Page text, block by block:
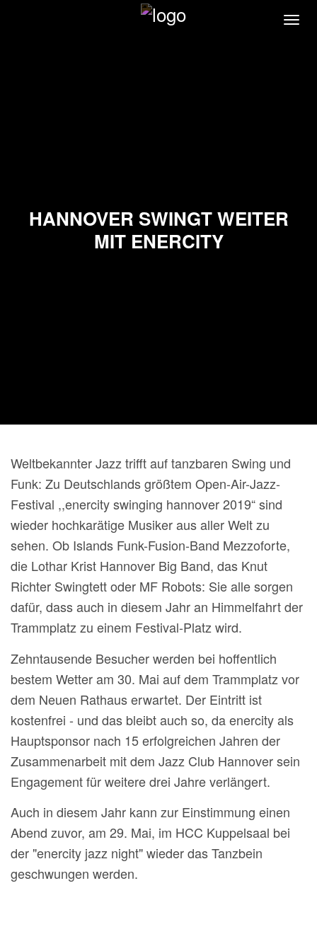
HANNOVER SWINGT WEITER
MIT ENERCITY
Weltbekannter Jazz trifft auf tanzbaren Swing und
Funk: Zu Deutschlands größtem Open-Air-Jazz-
Festival ,,enercity swinging hannover 2019“ sind
wieder hochkarätige Musiker aus aller Welt zu
sehen. Ob Islands Funk-Fusion-Band Mezzoforte,
die Lothar Krist Hannover Big Band, das Knut
Richter Swingtett oder MF Robots: Sie alle sorgen
dafür, dass auch in diesem Jahr an Himmelfahrt der
Trammplatz zu einem Festival-Platz wird.
Zehntausende Besucher werden bei hoffentlich
bestem Wetter am 30. Mai auf dem Trammplatz vor
dem Neuen Rathaus erwartet. Der Eintritt ist
kostenfrei - und das bleibt auch so, da enercity als
Hauptsponsor nach 15 erfolgreichen Jahren der
Zusammenarbeit mit dem Jazz Club Hannover sein
Engagement für weitere drei Jahre verlängert.
Auch in diesem Jahr kann zur Einstimmung einen
Abend zuvor, am 29. Mai, im HCC Kuppelsaal bei
der "enercity jazz night" wieder das Tanzbein
geschwungen werden.